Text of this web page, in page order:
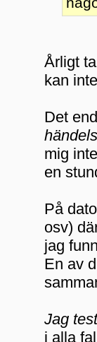
Årligt
kan
Det
mig
en
På
osv)
jag
En av
Jag
i alla